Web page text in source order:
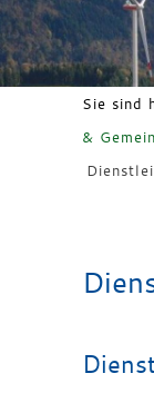
Sie sind
&